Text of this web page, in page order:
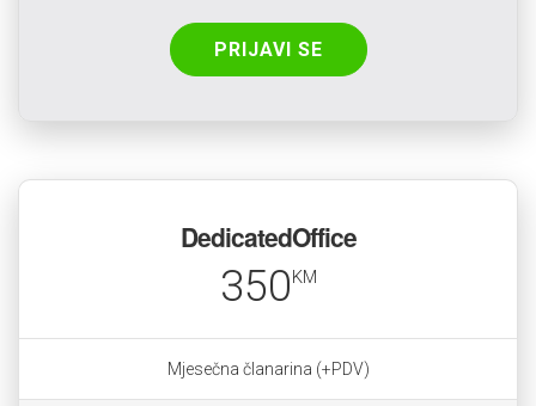
PRIJAVI SE
DedicatedOffice
350KM
Mjesečna članarina (+PDV)